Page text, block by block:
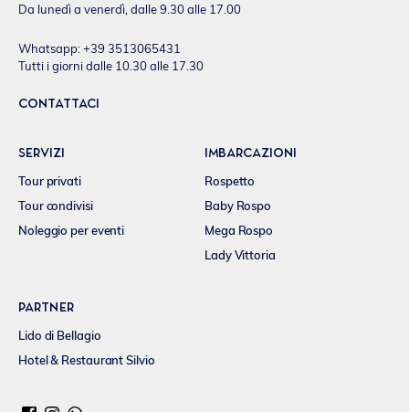
Da lunedì a venerdì, dalle 9.30 alle 17.00
Whatsapp: +39 3513065431
Tutti i giorni dalle 10.30 alle 17.30
CONTATTACI
SERVIZI
Tour privati
Tour condivisi
Noleggio per eventi
IMBARCAZIONI
Rospetto
Baby Rospo
Mega Rospo
Lady Vittoria
Partner
Lido di Bellagio
Hotel & Restaurant Silvio